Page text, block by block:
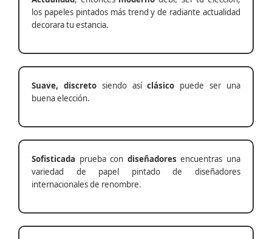
los papeles pintados más trend y de radiante actualidad
decorara tu estancia.
Suave, discretosiendo asíclásico puede ser una
buena elección.
Sofisticada prueba con diseñadores encuentras una
variedad de papel pintado de diseñadores
internacionales de renombre.